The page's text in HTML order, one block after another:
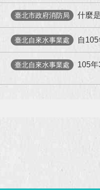
臺北市政府消防局 什麼
臺北自來水事業處 自
臺北自來水事業處 105